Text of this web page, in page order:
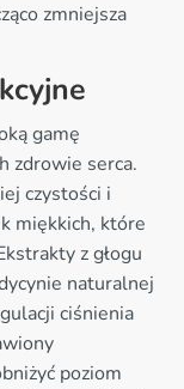
zmniejsza
gamę
zdrowie serca.
czystości i
miękkich, które
z głogu
naturalnej
ciśnienia
poziom